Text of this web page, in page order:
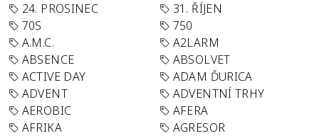
24. PROSINEC
31. ŘÍJEN
70S
750
A.M.C.
A2LARM
ABSENCE
ABSOLVET
ACTIVE DAY
ADAM ĎURICA
ADVENT
ADVENTNÍ TRHY
AEROBIC
AFERA
AFRIKA
AGRESOR